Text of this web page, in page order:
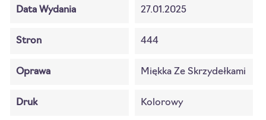
Data Wydania 27.01.2025
Stron 444
Oprawa Miękka Ze Skrzydełkami
Druk Kolorowy